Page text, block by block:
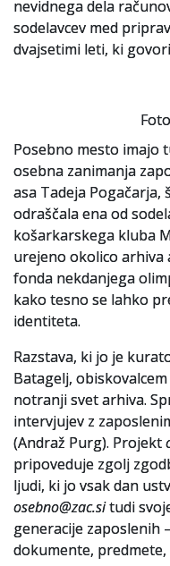
nevidnega dela
sodelavcev med
dvajsetimi leti, ki
Posebno mesto imajo
osebna zanimanja
asa Tadeja
odraščala ena od
košarkarskega kluba
urejeno okolico arhiva
fonda nekdanjega
kako tesno se lahko
identiteta.
Razstava, ki jo je
Batagelj,
notranji svet arhiva.
intervjujev z
(Andraž Purg). Projekt
pripoveduje zgolj
ljudi, ki jo vsak dan
osebno@zac.situdi
generacije zaposlenih
dokumente,